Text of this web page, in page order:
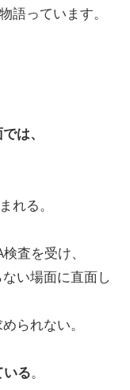
語っています。
は、
れる。
査を受け、
い場面に直面し
られない。
いる。